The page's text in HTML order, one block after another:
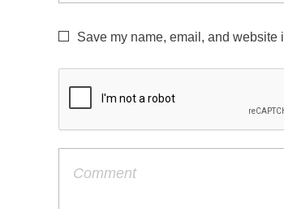
Save my name, email, and website